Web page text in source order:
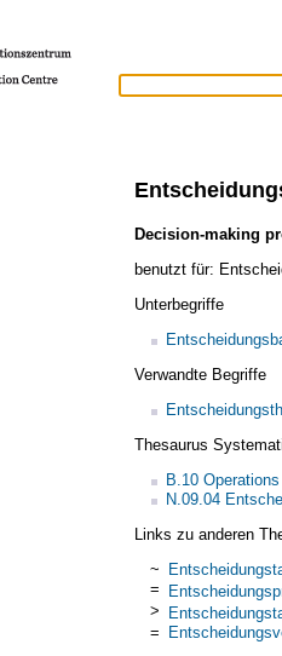
Decision-making
benutzt für:
Unterbegriffe
Verwandte Begriffe
Thesaurus
B.10
N.09.04
Links zu anderen
~
=
>
=